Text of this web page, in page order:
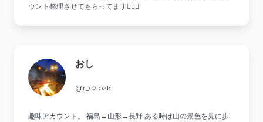
ウント整理させてもらってます🙇🏻‍♀️
おし
@r_c2.o2k
趣味アカウント。 福島→山形→長野 ある時は山の景色を見に歩